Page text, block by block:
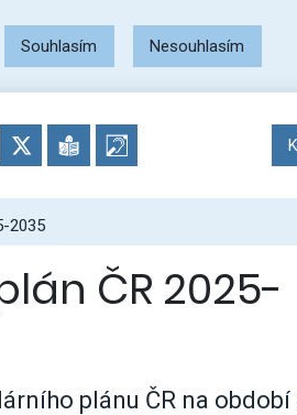
Souhlasím Nesouhlasím
2035
ČR 2025-
plánu ČR na období